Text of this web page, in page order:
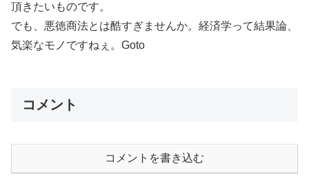
頂きたいものです。
でも、悪徳商法とは酷すぎませんか。経済学って結果論、
気楽なモノですねぇ。Goto
コメント
コメントを書き込む